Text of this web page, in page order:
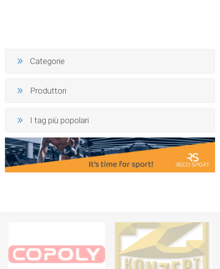
Categorie
Produttori
I tag più popolari